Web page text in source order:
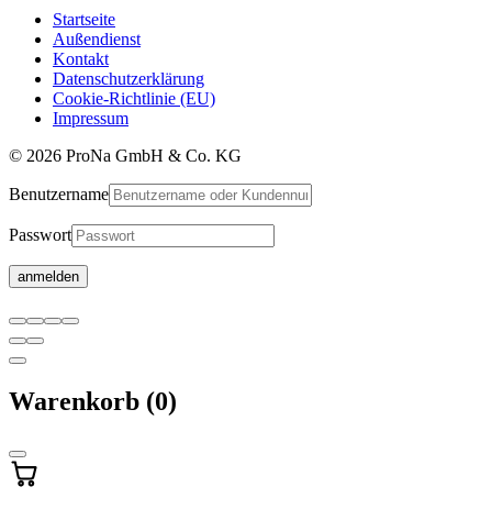
Startseite
Außendienst
Kontakt
Datenschutzerklärung
Cookie-Richtlinie (EU)
Impressum
© 2026 ProNa GmbH & Co. KG
Benutzername
Passwort
Warenkorb
wird
…
Warenkorb (0)